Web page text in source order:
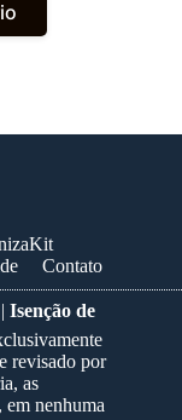
Contato
Isenção de
revisado por
as
em nenhuma